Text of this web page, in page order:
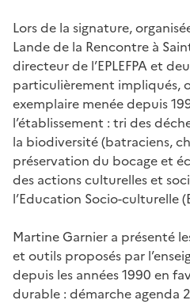
Lors de la signature,
Lande de la Rencontre à
directeur de l’EPLEFPA et
particulièrement impliqués,
exemplaire menée depuis
l’établissement : tri des
la biodiversité (batraciens,
préservation du bocage et
des actions culturelles et
l’Education Socio-culturelle
Martine Garnier a présenté
et outils proposés par
depuis les années 1990 en
durable : démarche agenda